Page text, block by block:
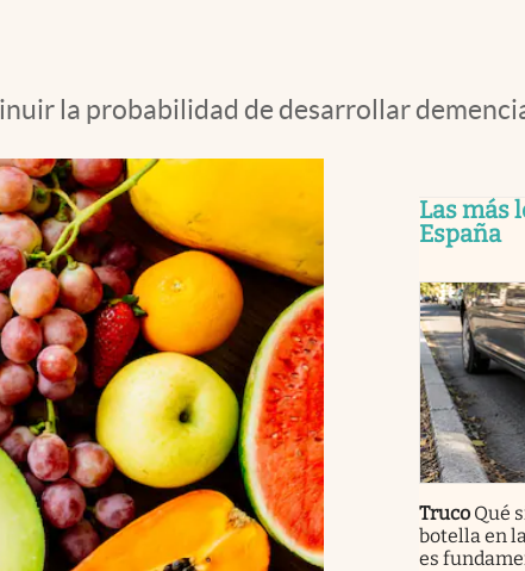
la probabilidad de desarrollar
Las más
España
Truco Qué
botella en
es